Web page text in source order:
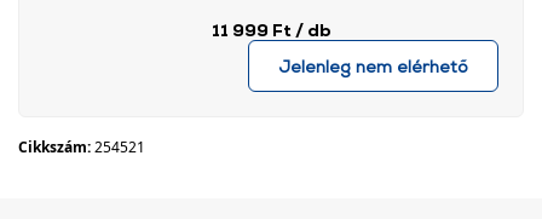
11 999 Ft / db
Jelenleg nem elérhető
Cikkszám:254521